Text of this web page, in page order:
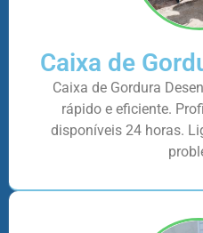
Caixa de
Caixa de Gordura
rápido e eficiente.
disponíveis 24 horas.